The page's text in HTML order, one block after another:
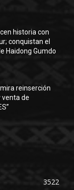
historia con
conquistan el
Haidong Gumdo
reinserción
venta de
3522